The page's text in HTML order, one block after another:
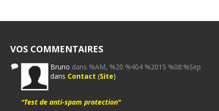
VOS COMMENTAIRES
Bruno dans %AM, %20 %404 %2015 %08:%Sep
dans Contact (Site)
"Test de anti-spam protection"